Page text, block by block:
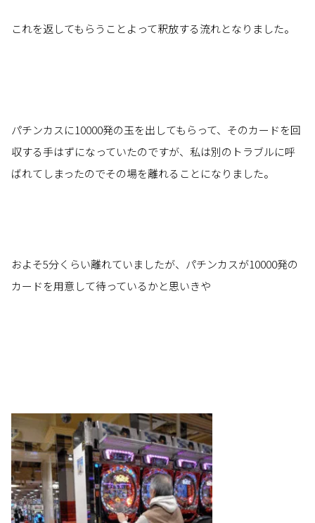
これを返してもらうことよって釈放する流れとなりました。
パチンカスに10000発の玉を出してもらって、そのカードを回
収する手はずになっていたのですが、私は別のトラブルに呼
ばれてしまったのでその場を離れることになりました。
およそ5分くらい離れていましたが、パチンカスが10000発の
カードを用意して待っているかと思いきや